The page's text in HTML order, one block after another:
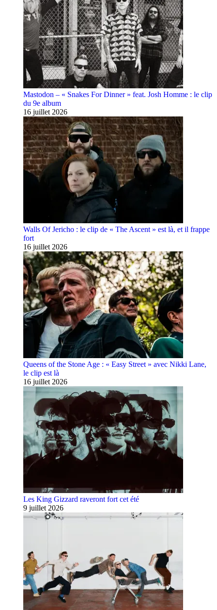
Mastodon – « Snakes For Dinner » feat. Josh Homme : le clip
du 9e album
16 juillet 2026
Walls Of Jericho : le clip de « The Ascent » est là, et il frappe
fort
16 juillet 2026
Queens of the Stone Age : « Easy Street » avec Nikki Lane,
le clip est là
16 juillet 2026
Les King Gizzard raveront fort cet été
9 juillet 2026